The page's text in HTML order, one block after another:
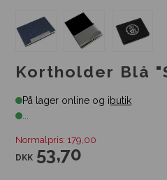
Kortholder Blå
På lager online og ibutik
...
Normalpris: 179,00
DKK 53,70